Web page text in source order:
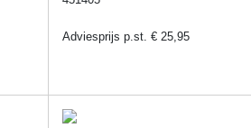
Adviesprijs p.st. € 25,95